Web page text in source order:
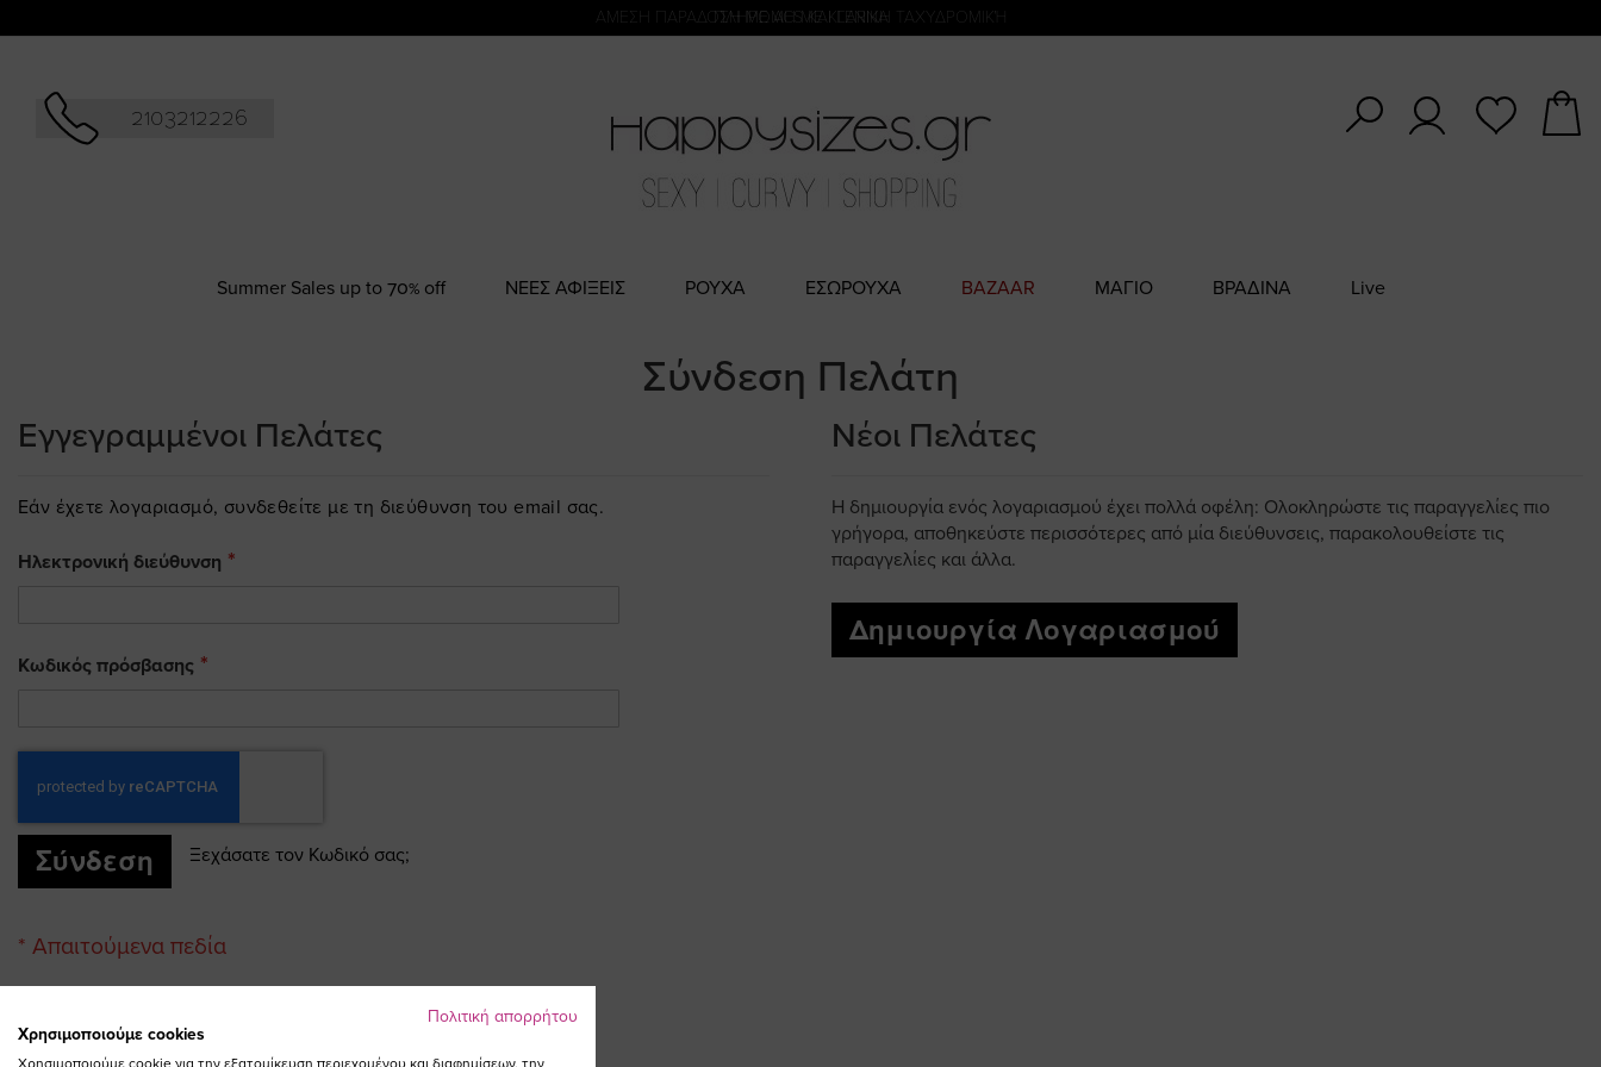
ΠΛΗΡΩΜΗ ΜΕ KLARNA
ΑΜΕΣΗ ΠΑΡΑΔΟΣΗ ΜΕ ACS ΚΑΙ ΓΕΝΙΚΗ ΤΑΧΥΔΡΟΜΙΚΉ
2103212226
Summer Sales up to 70% off NΕΕΣ ΑΦΙΞΕΙΣ ΡΟΥΧΑ ΕΣΩΡΟΥΧΑ BAZAAR ΜΑΓΙΟ ΒΡΑΔΙΝΑ Live
Σύνδεση Πελάτη
Εγγεγραμμένοι Πελάτες
Εάν έχετε λογαριασμό, συνδεθείτε με τη διεύθυνση του email σας.
Ηλεκτρονική διεύθυνση
Κωδικός πρόσβασης
Σύνδεση Ξεχάσατε τον Κωδικό σας;
Νέοι Πελάτες
Η δημιουργία ενός λογαριασμού έχει πολλά οφέλη: Ολοκληρώστε τις παραγγελίες πιο
γρήγορα, αποθηκεύστε περισσότερες από μία διεύθυνσεις, παρακολουθείστε τις
παραγγελίες και άλλα.
Δημιουργία Λογαριασμού
Πολιτική απορρήτου
Χρησιμοποιούμε cookies
Χρησιμοποιούμε cookie για την εξατομίκευση περιεχομένου και διαφημίσεων, την